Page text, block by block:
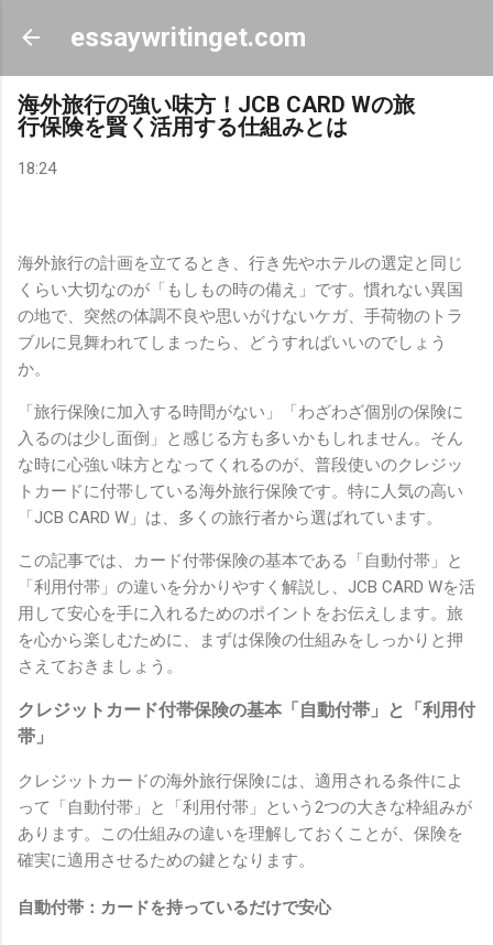
スキップしてメイン コンテンツに移動
essaywritinget.com
海外旅行の強い味方！JCB CARD Wの旅
行保険を賢く活用する仕組みとは
18:24
海外旅行の計画を立てるとき、行き先やホテルの選定と同じ
くらい大切なのが「もしもの時の備え」です。慣れない異国
の地で、突然の体調不良や思いがけないケガ、手荷物のトラ
ブルに見舞われてしまったら、どうすればいいのでしょう
か。
「旅行保険に加入する時間がない」「わざわざ個別の保険に
入るのは少し面倒」と感じる方も多いかもしれません。そん
な時に心強い味方となってくれるのが、普段使いのクレジッ
トカードに付帯している海外旅行保険です。特に人気の高い
「JCB CARD W」は、多くの旅行者から選ばれています。
この記事では、カード付帯保険の基本である「自動付帯」と
「利用付帯」の違いを分かりやすく解説し、JCB CARD Wを活
用して安心を手に入れるためのポイントをお伝えします。旅
を心から楽しむために、まずは保険の仕組みをしっかりと押
さえておきましょう。
クレジットカード付帯保険の基本「自動付帯」と「利用付
帯」
クレジットカードの海外旅行保険には、適用される条件によ
って「自動付帯」と「利用付帯」という2つの大きな枠組みが
あります。この仕組みの違いを理解しておくことが、保険を
確実に適用させるための鍵となります。
自動付帯：カードを持っているだけで安心